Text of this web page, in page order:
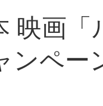
映画
ンペー